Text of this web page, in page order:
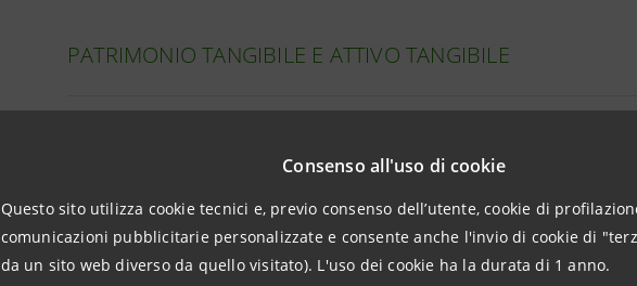
Consenso all'uso di cookie
Questo sito utilizza cookie tecnici e, previo consenso dell’utente, cookie di
comunicazioni pubblicitarie personalizzate e consente anche l'invio di cookie di
da un sito web diverso da quello visitato). L'uso dei cookie ha la durata di 1 anno.
PATRIMONIO TANGIBILE E ATTIVO TANGIBILE